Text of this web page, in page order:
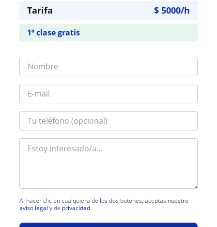
Tarifa $ 5000/h
1ª clase gratis
Al hacer clic en cualquiera de los dos botones, aceptas nuestro
aviso legal y de privacidad